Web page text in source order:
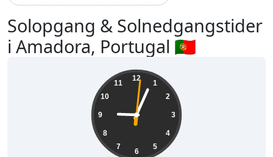
Solopgang & Solnedgangstider
i Amadora, Portugal 🇵🇹
12
1
2
3
4
5
6
7
8
9
10
11